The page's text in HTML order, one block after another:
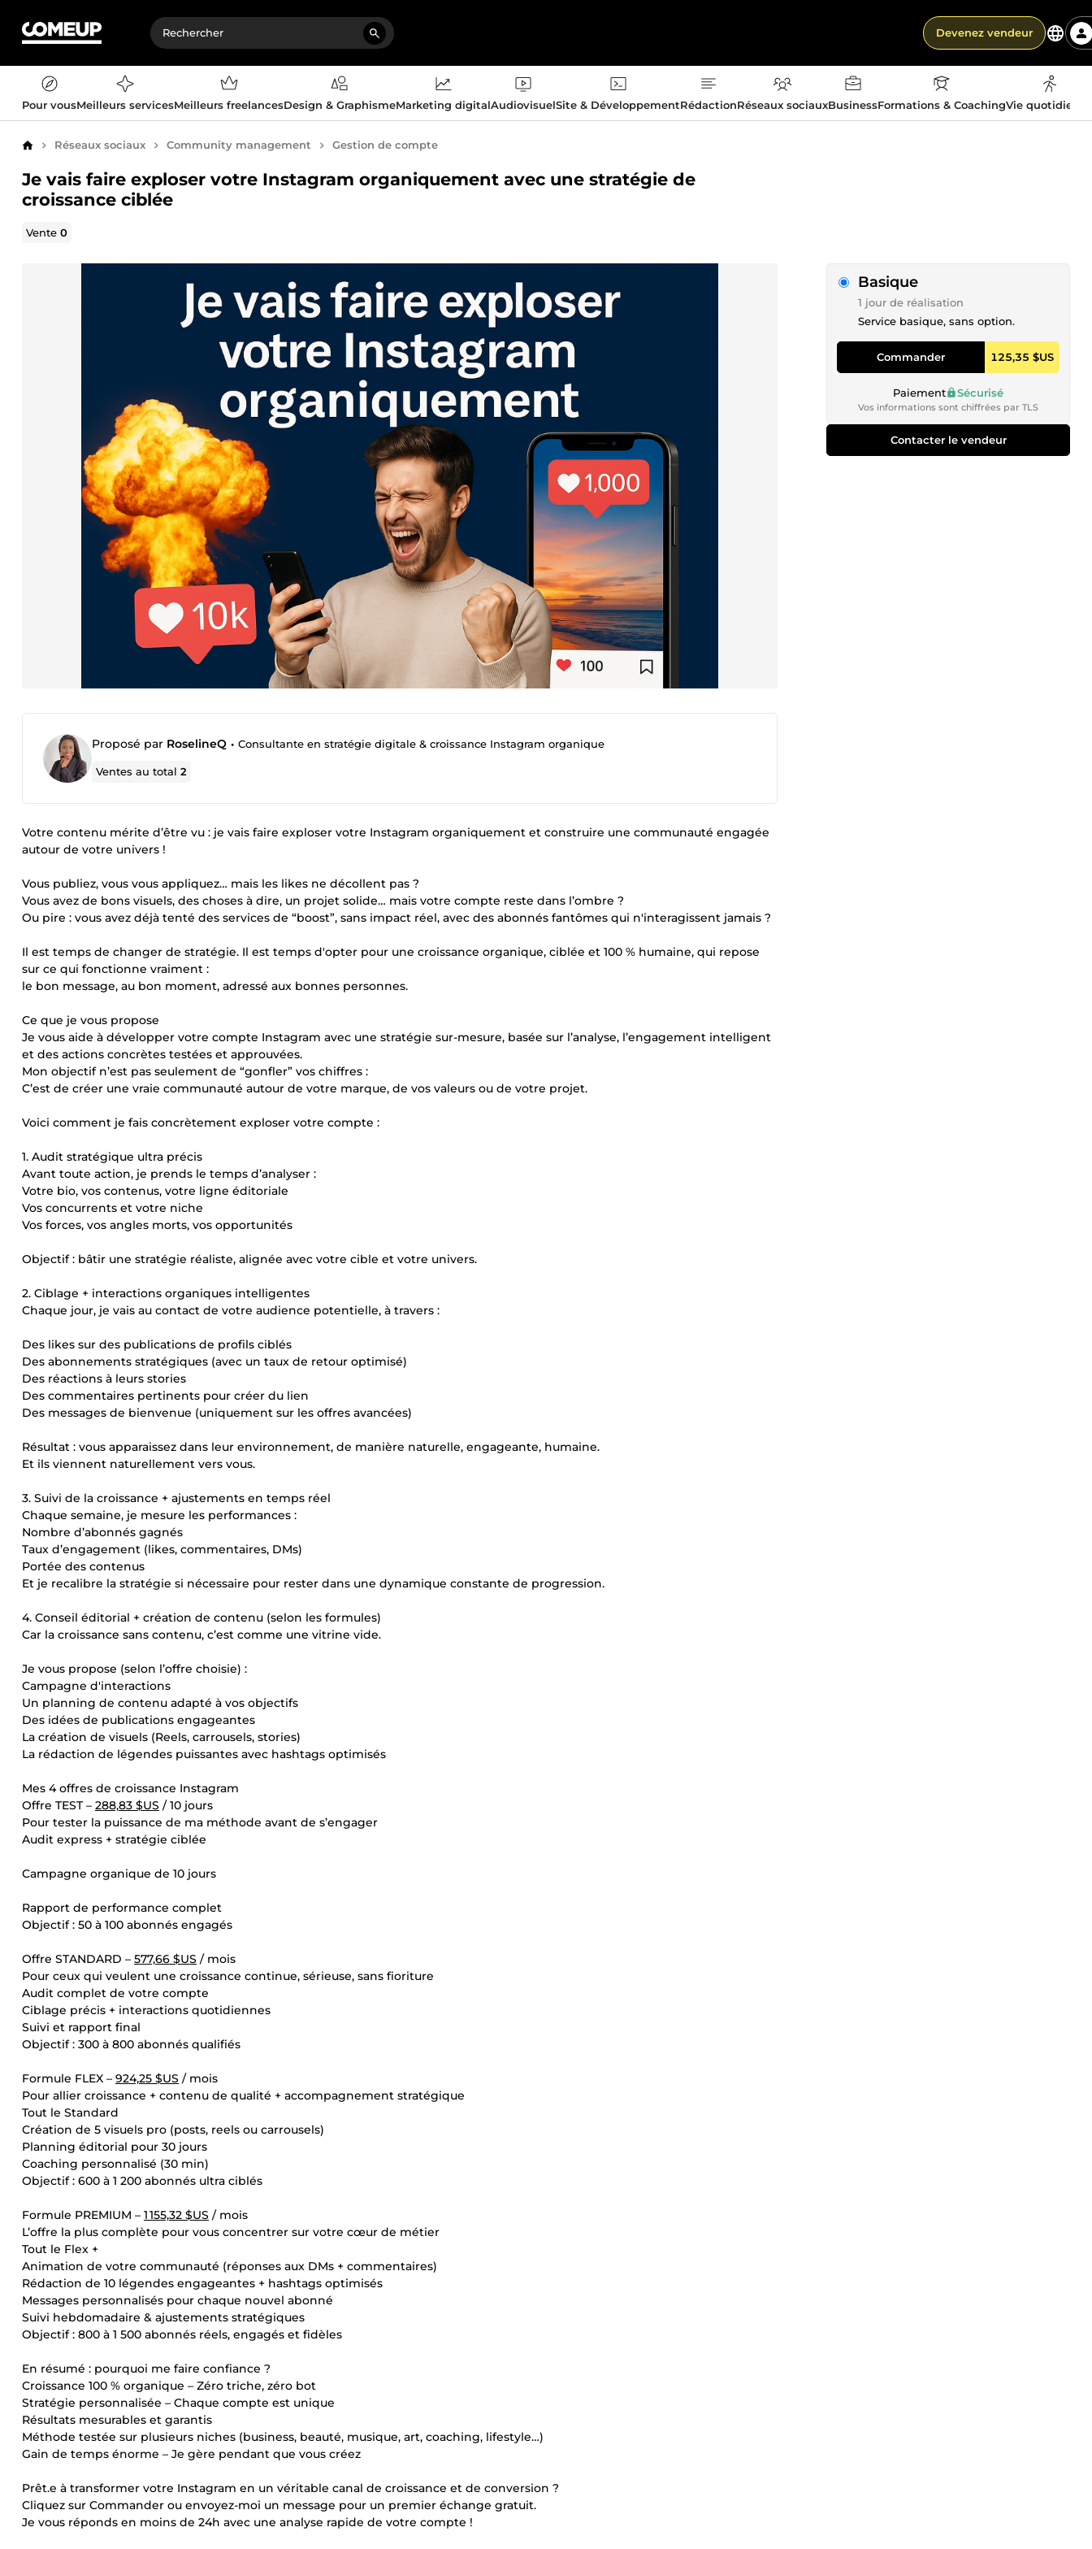
Devenez vendeur
Pour vousMeilleurs servicesMeilleurs freelancesDesign & GraphismeMarketing digitalAudiovisuelSite & DéveloppementRédactionRéseaux sociauxBusinessFormations & CoachingVie
AccueilRéseaux sociaux Community management Gestion de compte
Je vais faire exploser votre Instagram organiquement avec une stratégie de
croissance ciblée
Vente0
Proposé par RoselineQ • Consultante en stratégie digitale & croissance Instagram organique
Ventes au total2
Votre contenu mérite d’être vu : je vais faire exploser votre Instagram organiquement et construire une communauté engagée
autour de votre univers !
Vous publiez, vous vous appliquez… mais les likes ne décollent pas ?
Vous avez de bons visuels, des choses à dire, un projet solide… mais votre compte reste dans l’ombre ?
Ou pire : vous avez déjà tenté des services de “boost”, sans impact réel, avec des abonnés fantômes qui n'interagissent jamais ?
Il est temps de changer de stratégie. Il est temps d'opter pour une croissance organique, ciblée et 100 % humaine, qui repose
sur ce qui fonctionne vraiment :
le bon message, au bon moment, adressé aux bonnes personnes.
Ce que je vous propose
Je vous aide à développer votre compte Instagram avec une stratégie sur-mesure, basée sur l’analyse, l’engagement intelligent
et des actions concrètes testées et approuvées.
Mon objectif n’est pas seulement de “gonfler” vos chiffres :
C’est de créer une vraie communauté autour de votre marque, de vos valeurs ou de votre projet.
Voici comment je fais concrètement exploser votre compte :
1. Audit stratégique ultra précis
Avant toute action, je prends le temps d’analyser :
Votre bio, vos contenus, votre ligne éditoriale
Vos concurrents et votre niche
Vos forces, vos angles morts, vos opportunités
Objectif : bâtir une stratégie réaliste, alignée avec votre cible et votre univers.
2. Ciblage + interactions organiques intelligentes
Chaque jour, je vais au contact de votre audience potentielle, à travers :
Des likes sur des publications de profils ciblés
Des abonnements stratégiques (avec un taux de retour optimisé)
Des réactions à leurs stories
Des commentaires pertinents pour créer du lien
Des messages de bienvenue (uniquement sur les offres avancées)
Résultat : vous apparaissez dans leur environnement, de manière naturelle, engageante, humaine.
Et ils viennent naturellement vers vous.
3. Suivi de la croissance + ajustements en temps réel
Chaque semaine, je mesure les performances :
Nombre d’abonnés gagnés
Taux d’engagement (likes, commentaires, DMs)
Portée des contenus
Et je recalibre la stratégie si nécessaire pour rester dans une dynamique constante de progression.
4. Conseil éditorial + création de contenu (selon les formules)
Car la croissance sans contenu, c’est comme une vitrine vide.
Je vous propose (selon l’offre choisie) :
Campagne d'interactions
Un planning de contenu adapté à vos objectifs
Des idées de publications engageantes
La création de visuels (Reels, carrousels, stories)
La rédaction de légendes puissantes avec hashtags optimisés
Mes 4 offres de croissance Instagram
Offre TEST – 288,83 $US / 10 jours
Pour tester la puissance de ma méthode avant de s’engager
Audit express + stratégie ciblée
Campagne organique de 10 jours
Rapport de performance complet
Objectif : 50 à 100 abonnés engagés
Offre STANDARD – 577,66 $US / mois
Pour ceux qui veulent une croissance continue, sérieuse, sans fioriture
Audit complet de votre compte
Ciblage précis + interactions quotidiennes
Suivi et rapport final
Objectif : 300 à 800 abonnés qualifiés
Formule FLEX – 924,25 $US / mois
Pour allier croissance + contenu de qualité + accompagnement stratégique
Tout le Standard
Création de 5 visuels pro (posts, reels ou carrousels)
Planning éditorial pour 30 jours
Coaching personnalisé (30 min)
Objectif : 600 à 1 200 abonnés ultra ciblés
Formule PREMIUM – 1 155,32 $US / mois
L’offre la plus complète pour vous concentrer sur votre cœur de métier
Tout le Flex +
Animation de votre communauté (réponses aux DMs + commentaires)
Rédaction de 10 légendes engageantes + hashtags optimisés
Messages personnalisés pour chaque nouvel abonné
Suivi hebdomadaire & ajustements stratégiques
Objectif : 800 à 1 500 abonnés réels, engagés et fidèles
En résumé : pourquoi me faire confiance ?
Croissance 100 % organique – Zéro triche, zéro bot
Stratégie personnalisée – Chaque compte est unique
Résultats mesurables et garantis
Méthode testée sur plusieurs niches (business, beauté, musique, art, coaching, lifestyle…)
Gain de temps énorme – Je gère pendant que vous créez
Prêt.e à transformer votre Instagram en un véritable canal de croissance et de conversion ?
Cliquez sur Commander ou envoyez-moi un message pour un premier échange gratuit.
Je vous réponds en moins de 24h avec une analyse rapide de votre compte !
Basique
1 jour de réalisation
Service basique, sans option.
Commander 125,35 $US
Paiement Sécurisé
Vos informations sont chiffrées par TLS
Contacter le vendeur